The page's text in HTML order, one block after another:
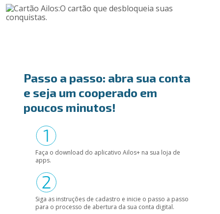
Passo a passo: abra sua conta
e seja um cooperado em
poucos minutos!
Faça o download do aplicativo Ailos+ na sua loja de
apps.
Siga as instruções de cadastro e inicie o passo a passo
para o processo de abertura da sua conta digital.